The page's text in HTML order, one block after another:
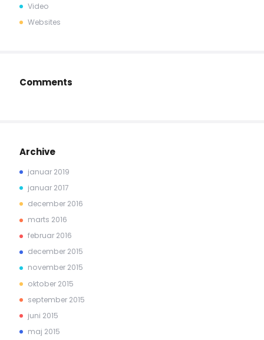
Video
Websites
Comments
Archive
januar 2019
januar 2017
december 2016
marts 2016
februar 2016
december 2015
november 2015
oktober 2015
september 2015
juni 2015
maj 2015